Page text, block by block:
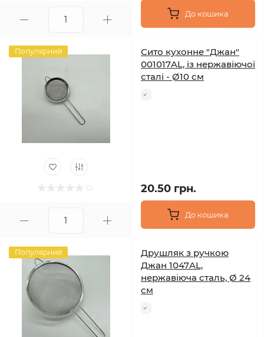
До кошика
Популярний
Сито кухонне "Джан"
001017AL, із нержавіючої
сталі - Ø10 см
20.50 грн.
До кошика
Популярний
Друшляк з ручкою
Джан 1047AL,
нержавіюча сталь, Ø 24
см